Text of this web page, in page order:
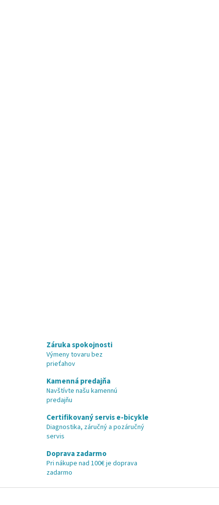
Záruka spokojnosti
Výmeny tovaru bez
prieťahov
Kamenná predajňa
Navštívte našu kamennú
predajňu
Certifikovaný servis e-bicykle
Diagnostika, záručný a pozáručný
servis
Doprava zadarmo
Pri nákupe nad 100€ je doprava
zadarmo